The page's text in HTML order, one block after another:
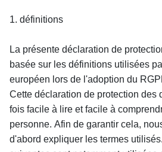
1. définitions
La présente déclaration de
basée sur les définitions utilisées
européen lors de l'adoption du
Cette déclaration de protection des
fois facile à lire et facile à
personne. Afin de garantir cela,
d'abord expliquer les termes